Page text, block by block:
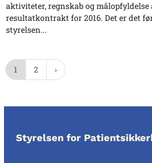
aktiviteter, regnskab og målopfyldelse
resultatkontrakt for 2016. Det er det
styrelsen...
1 2
Styrelsen for